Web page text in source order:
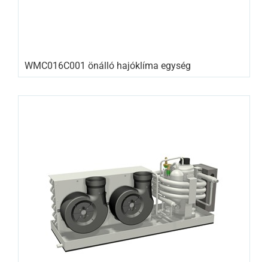
WMC016C001 önálló hajóklíma egység